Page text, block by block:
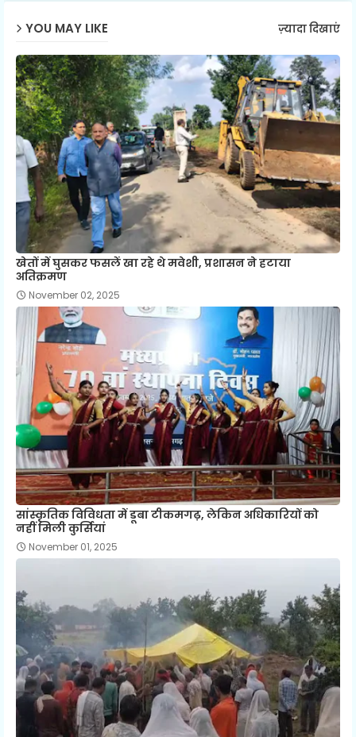
YOU MAY LIKE ज़्यादा दिखाएं
खेतों में घुसकर फसलें खा रहे थे मवेशी, प्रशासन ने हटाया
अतिक्रमण
November 02, 2025
सांस्कृतिक विविधता में डूबा टीकमगढ़, लेकिन अधिकारियों को
नहीं मिली कुर्सियां
November 01, 2025